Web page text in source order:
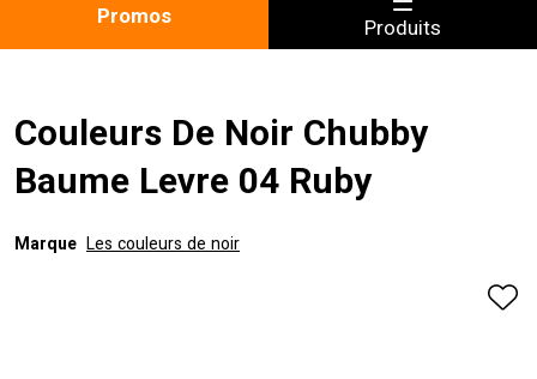
Promos Produits
Couleurs De Noir Chubby
Baume Levre 04 Ruby
Marque Les couleurs de noir